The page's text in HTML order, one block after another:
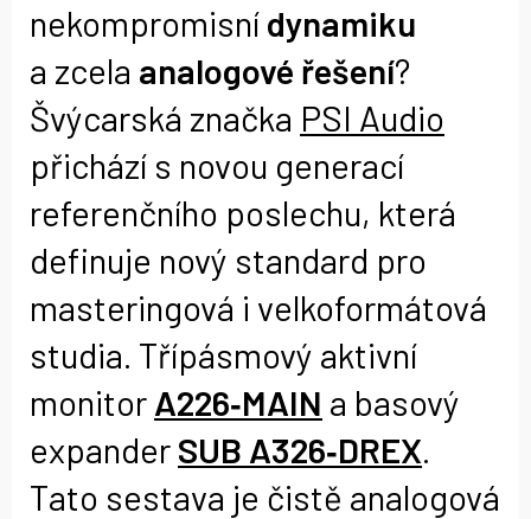
nekompromisní dynamiku
a zcela analogové řešení?
Švýcarská značka PSI Audio
přichází s novou generací
referenčního poslechu, která
definuje nový standard pro
masteringová i velkoformátová
studia. Třípásmový aktivní
monitor A226‑MAIN a basový
expander SUB A326‑DREX.
Tato sestava je čistě analogová